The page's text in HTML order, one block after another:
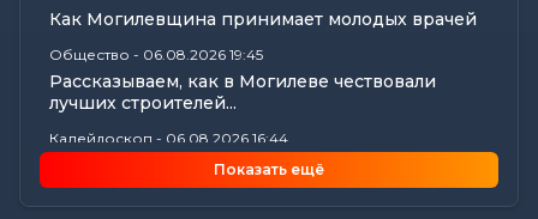
Как Могилевщина принимает молодых врачей
Общество - 06.08.2026 19:45
Рассказываем, как в Могилеве чествовали
лучших строителей...
Калейдоскоп - 06.08.2026 16:44
18 вещей в доме, у которых есть скрытый срок
годности: что пора...
Показать ещё